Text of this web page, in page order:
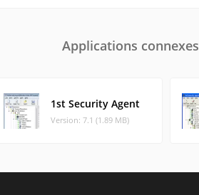
Applications connexes
1st Security Agent
Version: 7.1 (1.89 MB)